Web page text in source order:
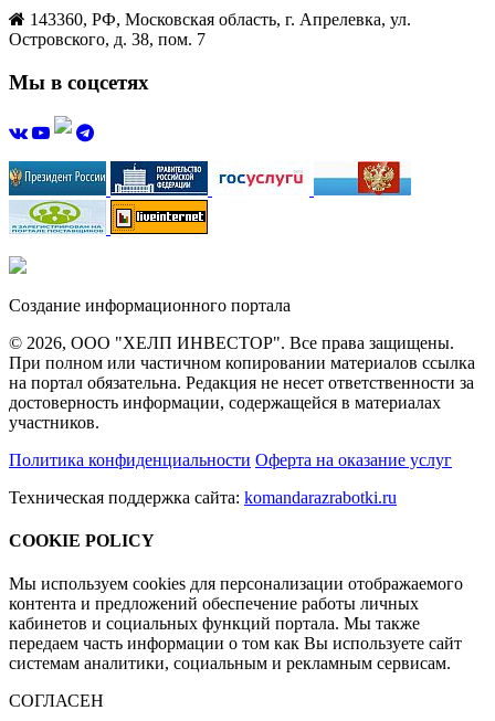
143360, РФ, Московская область, г. Апрелевка, ул.
Островского, д. 38, пом. 7
Мы в соцсетях
Создание информационного портала
© 2026, ООО "ХЕЛП ИНВЕСТОР". Все права защищены.
При полном или частичном копировании материалов ссылка
на портал обязательна. Редакция не несет ответственности за
достоверность информации, содержащейся в материалах
участников.
Политика конфиденциальности Оферта на оказание услуг
Техническая поддержка сайта: komandarazrabotki.ru
COOKIE POLICY
Мы используем cookies для персонализации отображаемого
контента и предложений обеспечение работы личных
кабинетов и социальных функций портала. Мы также
передаем часть информации о том как Вы используете сайт
системам аналитики, социальным и рекламным сервисам.
СОГЛАСЕН